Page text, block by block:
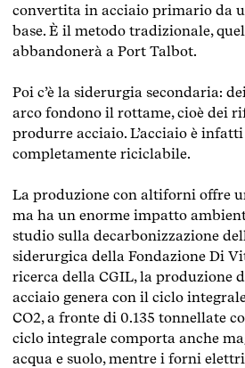
convertita in acciaio primario da
base. È il metodo tradizionale,
abbandonerà a Port Talbot.
Poi c’è la siderurgia secondaria:
arco fondono il rottame, cioè dei
produrre acciaio. L’acciaio è
completamente riciclabile.
La produzione con altiforni offre
ma ha un enorme impatto
studio sulla decarbonizzazione
siderurgica della Fondazione Di
ricerca della CGIL, la produzione
acciaio genera con il ciclo
CO2, a fronte di 0.135 tonnellate
ciclo integrale comporta anche
acqua e suolo, mentre i forni